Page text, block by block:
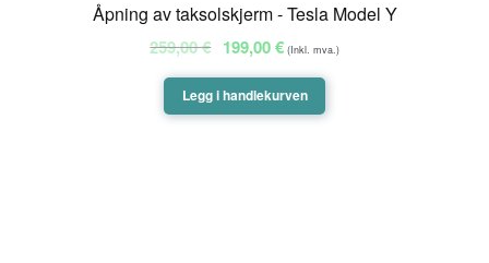
Åpning av taksolskjerm - Tesla Model Y
259,00€
Opprinnelig
259,00 €.
199,00€Nåværende
199,00 €.
(Inkl. mva.)
Legg i handlekurven